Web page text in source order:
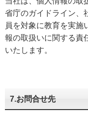
省庁のガイドライン、
員を対象に教育を実施
報の取扱いに関する責
いたします。
7.お問合せ先